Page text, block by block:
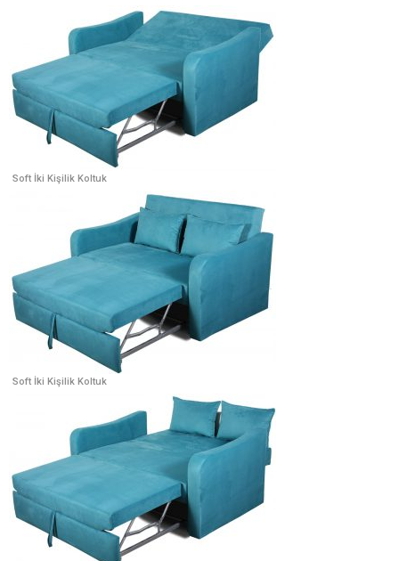
Soft İki Kişilik Koltuk
Soft İki Kişilik Koltuk